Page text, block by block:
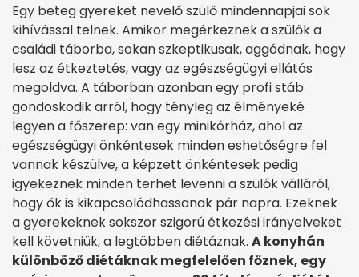
Egy beteg gyereket nevelő szülő mindennapjai sok
kihívással telnek. Amikor megérkeznek a szülők a
családi táborba, sokan szkeptikusak, aggódnak, hogy
lesz az étkeztetés, vagy az egészségügyi ellátás
megoldva. A táborban azonban egy profi stáb
gondoskodik arról, hogy tényleg az élményeké
legyen a főszerep: van egy minikórház, ahol az
egészségügyi önkéntesek minden eshetőségre fel
vannak készülve, a képzett önkéntesek pedig
igyekeznek minden terhet levenni a szülők válláról,
hogy ők is kikapcsolódhassanak pár napra. Ezeknek
a gyerekeknek sokszor szigorú étkezési irányelveket
kell követniük, a legtöbben diétáznak. A konyhán
különböző diétáknak megfelelően főznek, egy